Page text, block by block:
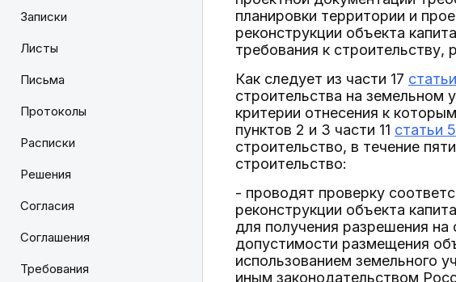
Записки
Листы
Письма
Протоколы
Расписки
Решения
Согласия
Соглашения
Требования
планировки территории и
реконструкции объекта
требования к строительству,
Как следует из части 17
строительства на земельном
критерии отнесения к
пунктов 2 и 3 части 11 статьи
строительство, в течение
строительство:
- проводят проверку
реконструкции объекта
для получения разрешения на
допустимости размещения
использованием земельного
иным законодательством